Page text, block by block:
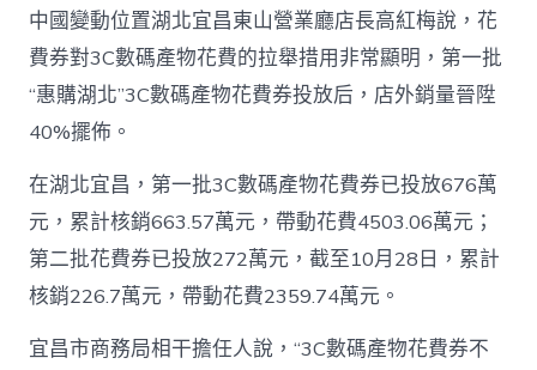
中國變動位置湖北宜昌東山營業廳店長高紅梅說，花
費券對3C數碼產物花費的拉舉措用非常顯明，第一批
“惠購湖北”3C數碼產物花費券投放后，店外銷量晉陞
40%擺佈。
在湖北宜昌，第一批3C數碼產物花費券已投放676萬
元，累計核銷663.57萬元，帶動花費4503.06萬元；
第二批花費券已投放272萬元，截至10月28日，累計
核銷226.7萬元，帶動花費2359.74萬元。
宜昌市商務局相干擔任人說，“3C數碼產物花費券不